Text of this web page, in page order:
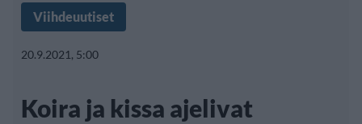
Viihdeuutiset
20.9.2021, 5:00
Koira ja kissa ajelivat